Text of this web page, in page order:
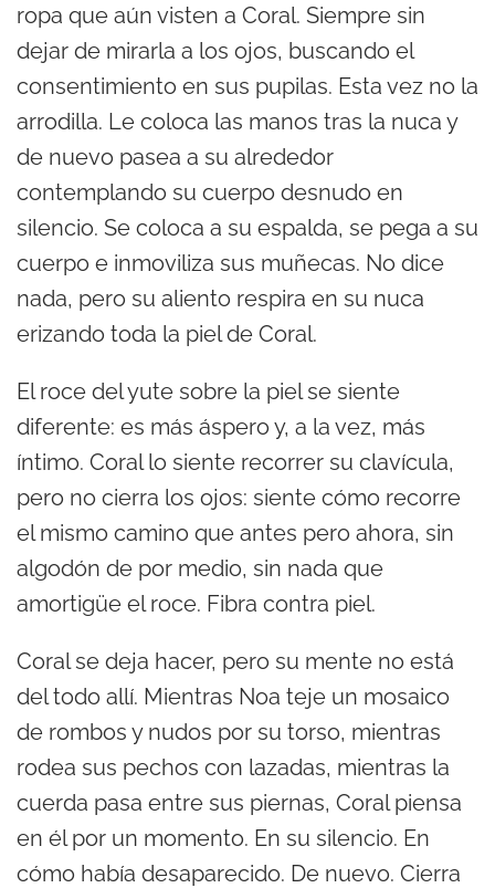
ropa que aún visten a Coral. Siempre sin
dejar de mirarla a los ojos, buscando el
consentimiento en sus pupilas. Esta vez no la
arrodilla. Le coloca las manos tras la nuca y
de nuevo pasea a su alrededor
contemplando su cuerpo desnudo en
silencio. Se coloca a su espalda, se pega a su
cuerpo e inmoviliza sus muñecas. No dice
nada, pero su aliento respira en su nuca
erizando toda la piel de Coral.
El roce del yute sobre la piel se siente
diferente: es más áspero y, a la vez, más
íntimo. Coral lo siente recorrer su clavícula,
pero no cierra los ojos: siente cómo recorre
el mismo camino que antes pero ahora, sin
algodón de por medio, sin nada que
amortigüe el roce. Fibra contra piel.
Coral se deja hacer, pero su mente no está
del todo allí. Mientras Noa teje un mosaico
de rombos y nudos por su torso, mientras
rodea sus pechos con lazadas, mientras la
cuerda pasa entre sus piernas, Coral piensa
en él por un momento. En su silencio. En
cómo había desaparecido. De nuevo. Cierra